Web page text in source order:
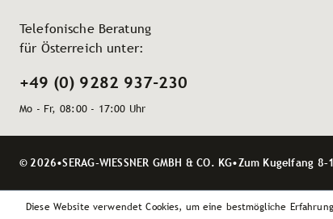
Telefonische Beratung
für Österreich unter:
+49 (0) 9282 937-230
Mo - Fr, 08:00 - 17:00 Uhr
© 2026•SERAG-WIESSNER GMBH & CO. KG•Zum Kugelfang
Diese Website verwendet Cookies, um eine bestmögliche